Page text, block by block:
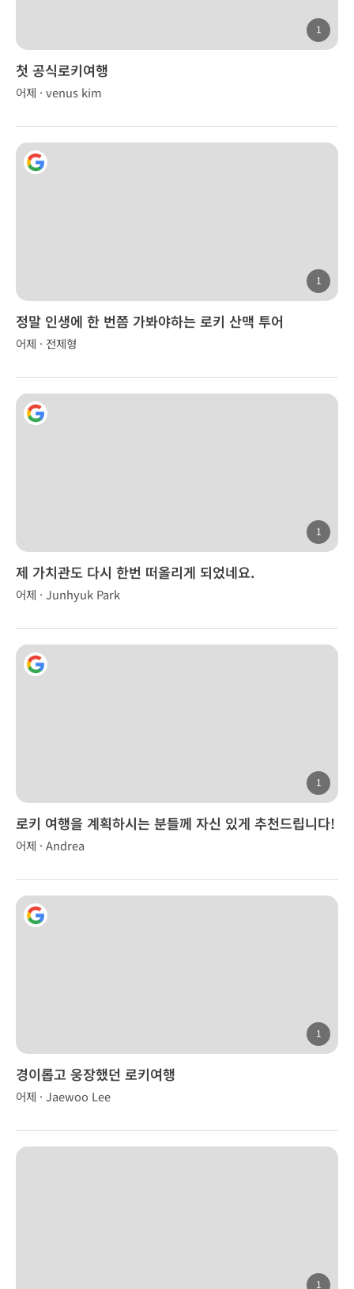
1
첫 공식로키여행
어제 · venus kim
1
정말 인생에 한 번쯤 가봐야하는 로키 산맥 투어
어제 · 전제형
1
제 가치관도 다시 한번 떠올리게 되었네요.
어제 · Junhyuk Park
1
로키 여행을 계획하시는 분들께 자신 있게 추천드립니다!
어제 · Andrea
1
경이롭고 웅장했던 로키여행
어제 · Jaewoo Lee
1